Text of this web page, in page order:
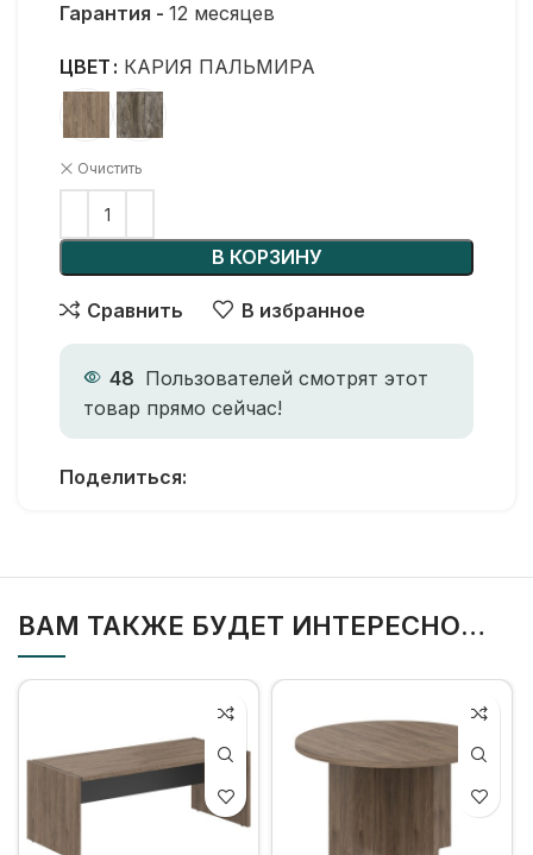
Гарантия - 12 месяцев
ЦВЕТ КАРИЯ ПАЛЬМИРА
Очистить
В КОРЗИНУ
Сравнить В избранное
48 Пользователей смотрят этот
товар прямо сейчас!
Поделиться:
ВАМ ТАКЖЕ БУДЕТ ИНТЕРЕСНО…